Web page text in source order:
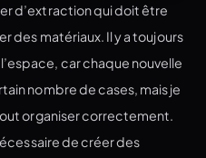
d’extraction qui doit être
des matériaux. Il y a toujours
car chaque nouvelle
nombre de cases, mais je
organiser correctement.
de créer des